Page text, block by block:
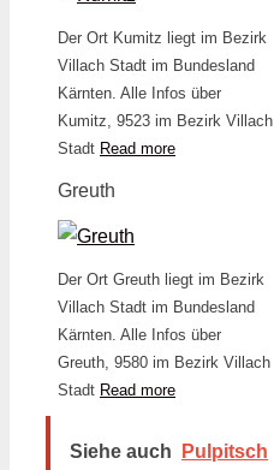
Der Ort Kumitz liegt im Bezirk
Villach Stadt im Bundesland
Kärnten. Alle Infos über
Kumitz, 9523 im Bezirk Villach
Stadt Read more
Greuth
Der Ort Greuth liegt im Bezirk
Villach Stadt im Bundesland
Kärnten. Alle Infos über
Greuth, 9580 im Bezirk Villach
Stadt Read more
Siehe auch Pulpitsch